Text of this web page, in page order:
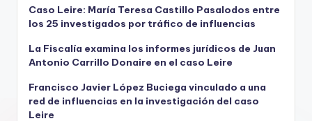
Caso Leire: María Teresa Castillo Pasalodos entre
los 25 investigados por tráfico de influencias
La Fiscalía examina los informes jurídicos de Juan
Antonio Carrillo Donaire en el caso Leire
Francisco Javier López Buciega vinculado a una
red de influencias en la investigación del caso
Leire